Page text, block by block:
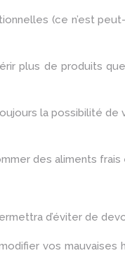
(ce n’est
plus de produits
la possibilité de
des aliments frais
d’éviter de
vos mauvaises